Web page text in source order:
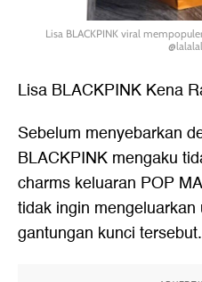
Lisa BLACKPINK viral
Lisa BLACKPINK Kena
Sebelum menyebarkan
BLACKPINK mengaku
charms keluaran POP
tidak ingin
gantungan kunci tersebut.